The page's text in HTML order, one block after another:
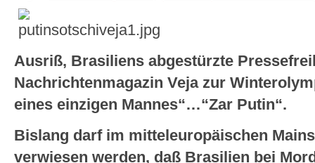
Ausriß, Brasiliens abgestürzte
Nachrichtenmagazin Veja zur
eines einzigen Mannes“…“Zar Putin“.
Bislang darf im mitteleuropäischen
verwiesen werden, daß Brasilien bei